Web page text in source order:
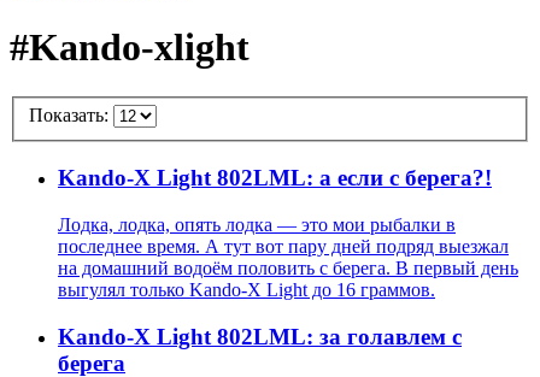
#Kando-xlight
Показать:
Kando-X Light 802LML: а если с берега?!
Лодка, лодка, опять лодка — это мои рыбалки в
последнее время. А тут вот пару дней подряд выезжал
на домашний водоём половить с берега. В первый день
выгулял только Kando-X Light до 16 граммов.
Kando-X Light 802LML: за голавлем с
берега